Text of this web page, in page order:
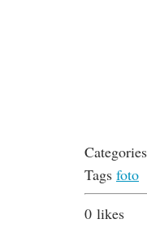
Categories
Tags foto
0 likes